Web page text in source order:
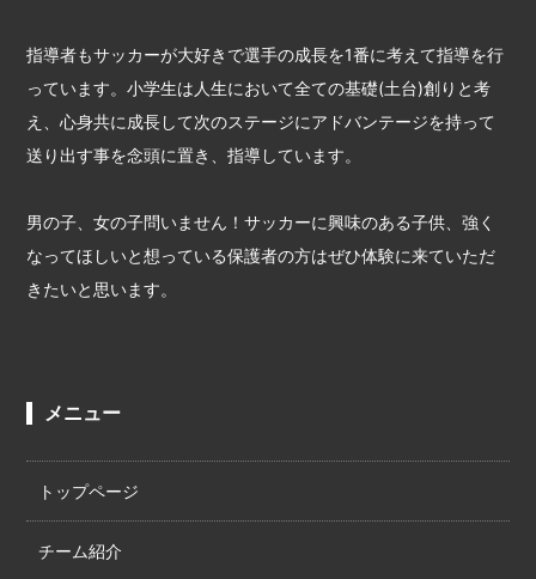
指導者もサッカーが大好きで選手の成長を1番に考えて指導を行
っています。小学生は人生において全ての基礎(土台)創りと考
え、心身共に成長して次のステージにアドバンテージを持って
送り出す事を念頭に置き、指導しています。
男の子、女の子問いません！サッカーに興味のある子供、強く
なってほしいと想っている保護者の方はぜひ体験に来ていただ
きたいと思います。
メニュー
トップページ
チーム紹介